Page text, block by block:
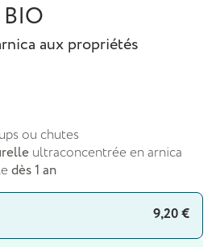
aux propriétés
ou chutes
ultraconcentrée en arnica
dès 1 an
9,20 €